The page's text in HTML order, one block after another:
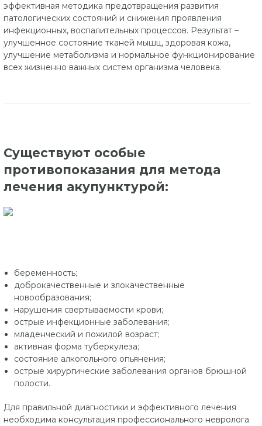
эффективная методика предотвращения развития
патологических состояний и снижения проявления
инфекционных, воспалительных процессов. Результат –
улучшенное состояние тканей мышц, здоровая кожа,
улучшение метаболизма и нормальное функционирование
всех жизненно важных систем организма человека.
Существуют особые
противопоказания для метода
лечения акупунктурой:
беременность;
доброкачественные и злокачественные
новообразования;
нарушения свертываемости крови;
острые инфекционные заболевания;
младенческий и пожилой возраст;
активная форма туберкулеза;
состояние алкогольного опьянения;
острые хирургические заболевания органов брюшной
полости.
Для правильной диагностики и эффективного лечения
необходима консультация профессионального невролога